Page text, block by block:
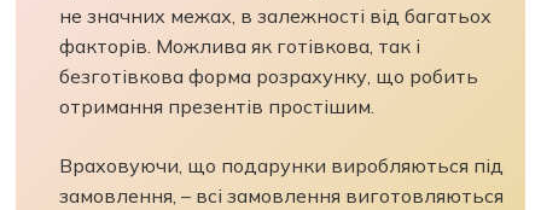
не значних межах, в залежності від багатьох
факторів. Можлива як готівкова, так і
безготівкова форма розрахунку, що робить
отримання презентів простішим.
Враховуючи, що подарунки виробляються під
замовлення, – всі замовлення виготовляються